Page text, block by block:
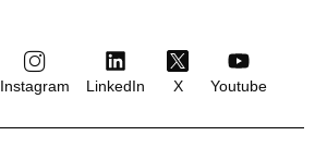
Instagram LinkedIn X Youtube